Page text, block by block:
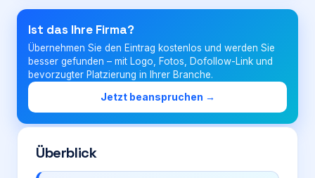
Ist das Ihre Firma?
Übernehmen Sie den Eintrag kostenlos und werden Sie
besser gefunden – mit Logo, Fotos, Dofollow-Link und
bevorzugter Platzierung in Ihrer Branche.
Jetzt beanspruchen →
Überblick